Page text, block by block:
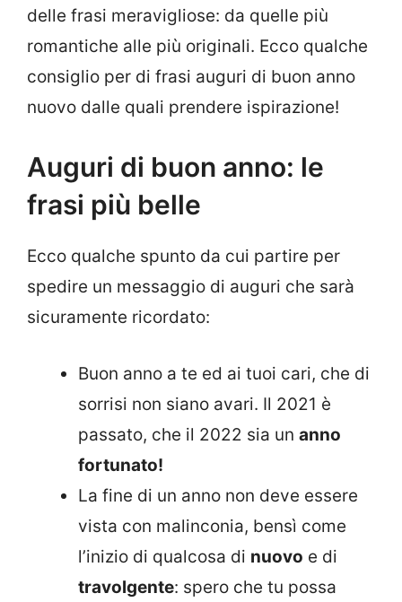
delle frasi meravigliose: da quelle più
romantiche alle più originali. Ecco qualche
consiglio per di frasi auguri di buon anno
nuovo dalle quali prendere ispirazione!
Auguri di buon anno: le
frasi più belle
Ecco qualche spunto da cui partire per
spedire un messaggio di auguri che sarà
sicuramente ricordato:
Buon anno a te ed ai tuoi cari, che di
sorrisi non siano avari. Il 2021 è
passato, che il 2022 sia un anno
fortunato!
La fine di un anno non deve essere
vista con malinconia, bensì come
l’inizio di qualcosa di nuovo e di
travolgente: spero che tu possa